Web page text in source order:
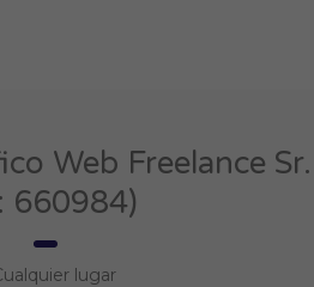
Web Freelance Sr.
660984)
lugar